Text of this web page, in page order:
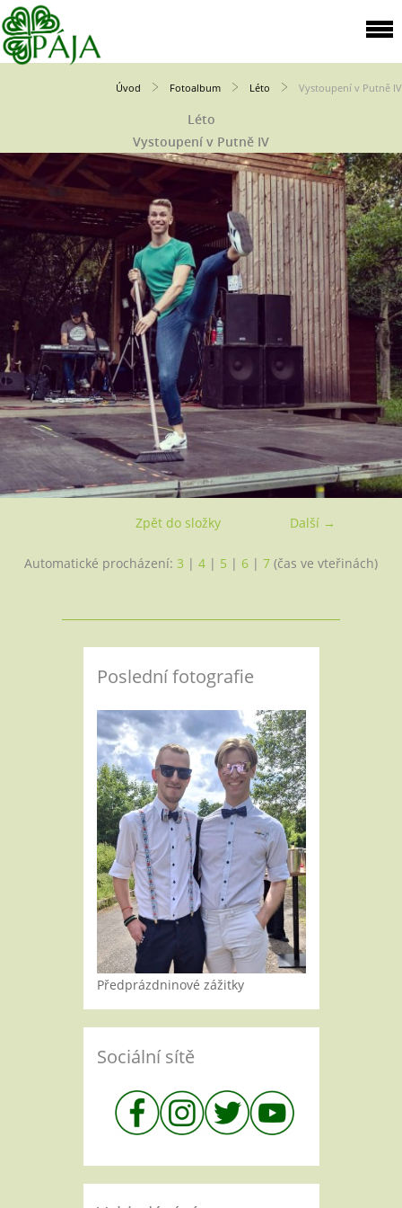
Úvod Fotoalbum Léto Vystoupení v Putně IV
Léto
Vystoupení v Putně IV
Další →
Zpět do složky
Automatické procházení: 3 | 4 | 5 | 6 | 7 (čas ve vteřinách)
Poslední fotografie
Předprázdninové zážitky
Sociální sítě